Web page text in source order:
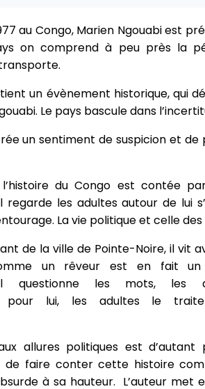
au Congo, Marien Ngouabi est
on comprend à peu près la
tient un évènement historique, qui
Le pays bascule dans
un sentiment de suspicion et
du Congo est contée
regarde les adultes autour de lui
La vie politique et celle
de la ville de Pointe-Noire, il vit
un rêveur est en fait un
Il questionne les mots, les
pour lui, les adultes le
allures politiques est
de faire conter cette histoire
à sa hauteur. L’auteur met